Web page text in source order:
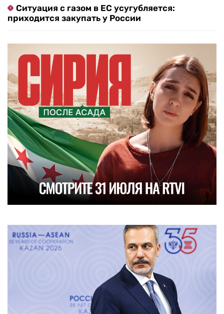
Ситуация с газом в ЕС усугубляется:
приходится закупать у России